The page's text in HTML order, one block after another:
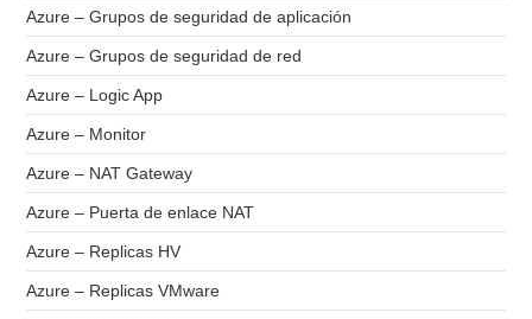
Azure – Grupos de seguridad de aplicación
Azure – Grupos de seguridad de red
Azure – Logic App
Azure – Monitor
Azure – NAT Gateway
Azure – Puerta de enlace NAT
Azure – Replicas HV
Azure – Replicas VMware